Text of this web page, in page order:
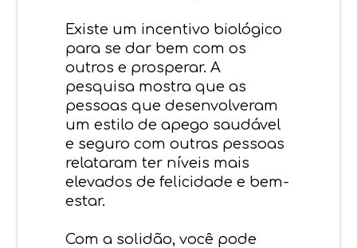
Existe um incentivo biológico
para se dar bem com os
outros e prosperar. A
pesquisa mostra que as
pessoas que desenvolveram
um estilo de apego saudável
e seguro com outras pessoas
relataram ter níveis mais
elevados de felicidade e bem-
estar.
Com a solidão, você pode